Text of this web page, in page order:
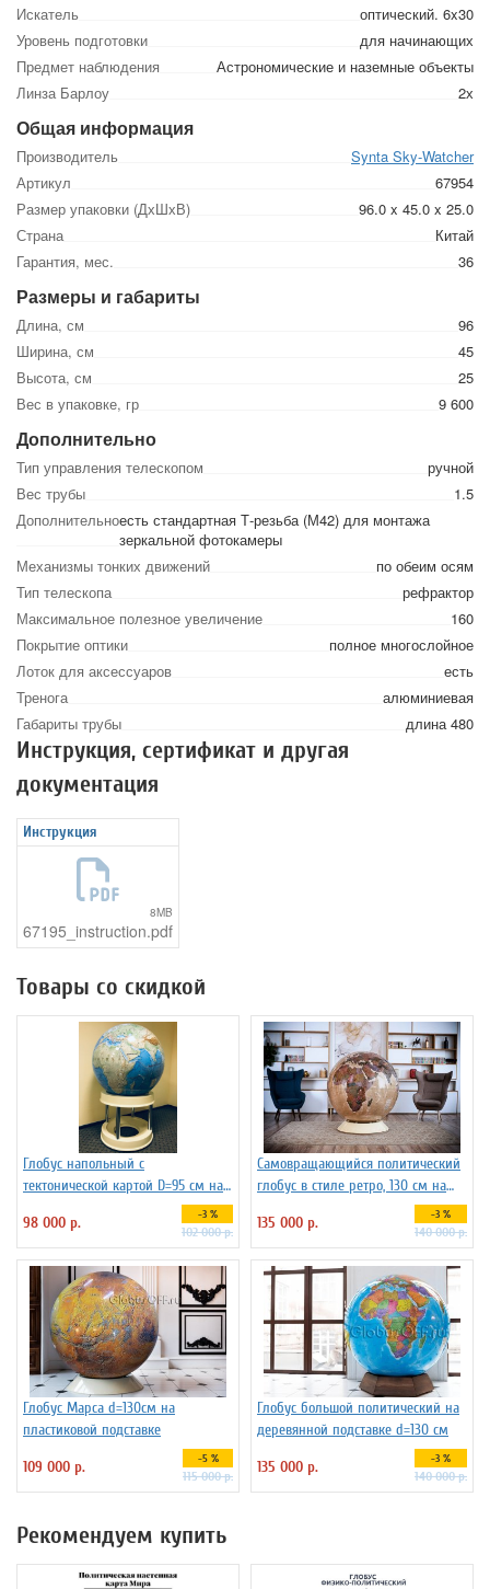
Искатель
оптический. 6x30
Уровень подготовки
для начинающих
Предмет наблюдения
Астрономические и наземные объекты
Линза Барлоу
2х
Общая информация
Производитель
Synta Sky-Watcher
Артикул
67954
Размер упаковки (ДхШхВ)
96.0 x 45.0 x 25.0
Страна
Китай
Гарантия, мес.
36
Размеры и габариты
Длина, см
96
Ширина, см
45
Высота, см
25
Вес в упаковке, гр
9 600
Дополнительно
Тип управления телескопом
ручной
Вес трубы
1.5
Дополнительноесть стандартная Т-резьба (М42) для монтажа
зеркальной фотокамеры
Механизмы тонких движений
по обеим осям
Тип телескопа
рефрактор
Максимальное полезное увеличение
160
Покрытие оптики
полное многослойное
Лоток для аксессуаров
есть
Тренога
алюминиевая
Габариты трубы
длина 480
Инструкция, сертификат и другая
документация
Инструкция
8MB
67195_instruction.pdf
Товары со скидкой
Глобус напольный с
тектонической картой D=95 см на
98 000 р. -3 %
102 000 р.
Самовращающийся политический
глобус в стиле ретро, 130 см на
135 000 р. -3 %
140 000 р.
Глобус Марса d=130см на
пластиковой подставке
109 000 р.
-5 %
115 000 р.
Глобус большой политический на
деревянной подставке d=130 см
135 000 р.
-3 %
140 000 р.
Рекомендуем купить